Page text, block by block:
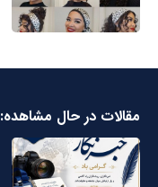
مقالات در حال مشاهده: